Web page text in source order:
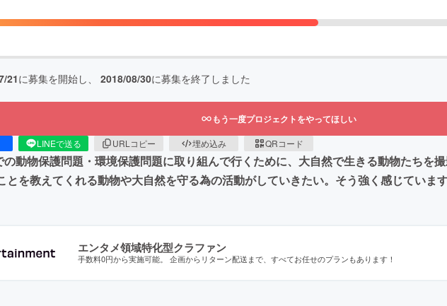
21に募集を開始し、 2018/08/30に募集を終了しました
もう一度プロジェクトをやってほしい
LINEで送る URLコピー 埋め込み QRコード
の動物保護問題・環境保護問題に取り組んで行くために、大自然で生きる動物たちを
とを教えてくれる動物や大自然を守る為の活動がしていきたい。そう強く感じていま
エンタメ領域特化型クラファン
手数料0円から実施可能。 企画からリターン配送まで、すべてお任せのプランもあります！